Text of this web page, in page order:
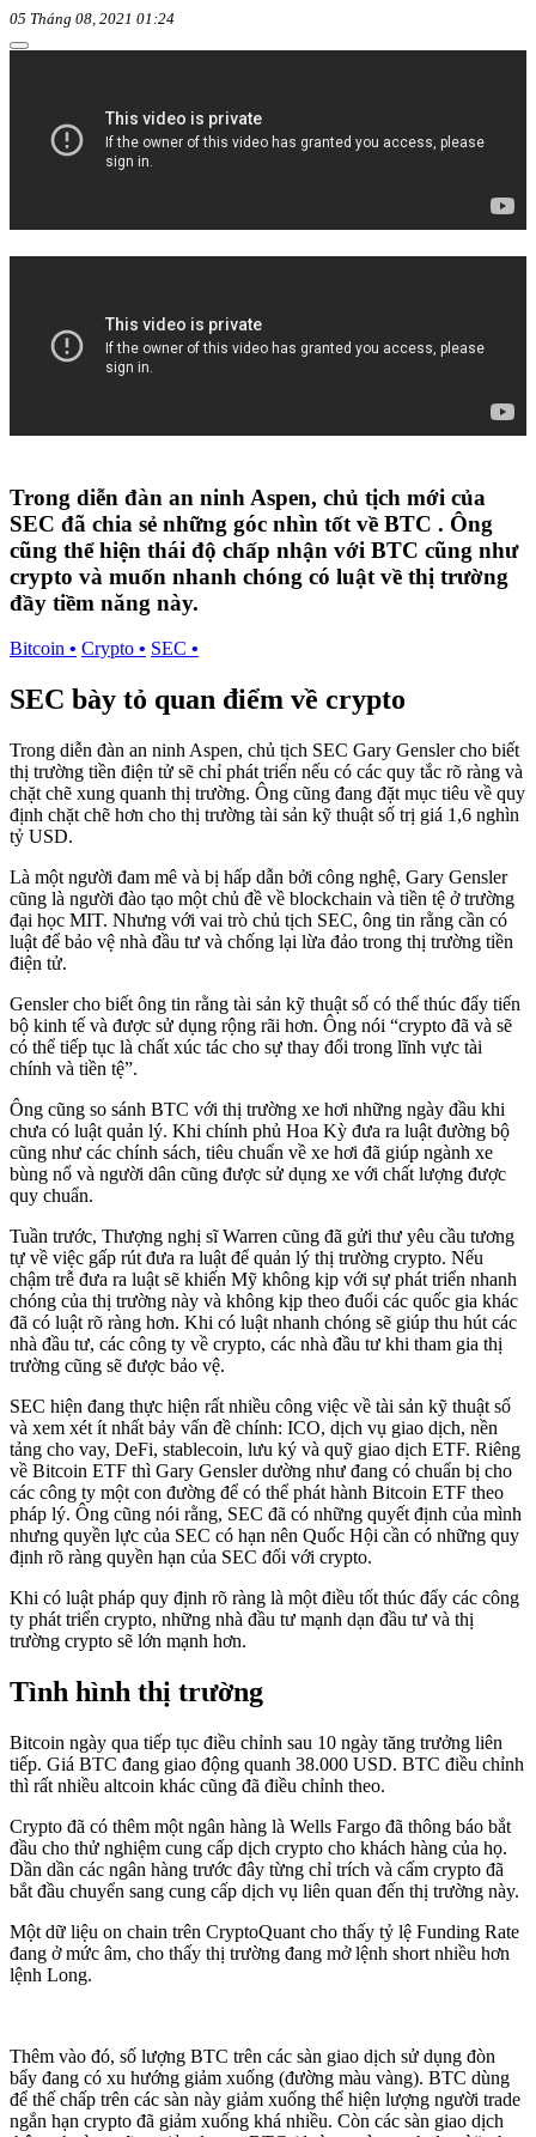
05 Tháng 08, 2021 01:24
Trong diễn đàn an ninh Aspen, chủ tịch mới của
SEC đã chia sẻ những góc nhìn tốt về BTC . Ông
cũng thể hiện thái độ chấp nhận với BTC cũng như
crypto và muốn nhanh chóng có luật về thị trường
đầy tiềm năng này.
Bitcoin • Crypto • SEC •
SEC bày tỏ quan điểm về crypto
Trong diễn đàn an ninh Aspen, chủ tịch SEC Gary Gensler cho biết
thị trường tiền điện tử sẽ chỉ phát triển nếu có các quy tắc rõ ràng và
chặt chẽ xung quanh thị trường. Ông cũng đang đặt mục tiêu về quy
định chặt chẽ hơn cho thị trường tài sản kỹ thuật số trị giá 1,6 nghìn
tỷ USD.
Là một người đam mê và bị hấp dẫn bởi công nghệ, Gary Gensler
cũng là người đào tạo một chủ đề về blockchain và tiền tệ ở trường
đại học MIT. Nhưng với vai trò chủ tịch SEC, ông tin rằng cần có
luật để bảo vệ nhà đầu tư và chống lại lừa đảo trong thị trường tiền
điện tử.
Gensler cho biết ông tin rằng tài sản kỹ thuật số có thể thúc đẩy tiến
bộ kinh tế và được sử dụng rộng rãi hơn. Ông nói “crypto đã và sẽ
có thể tiếp tục là chất xúc tác cho sự thay đổi trong lĩnh vực tài
chính và tiền tệ”.
Ông cũng so sánh BTC với thị trường xe hơi những ngày đầu khi
chưa có luật quản lý. Khi chính phủ Hoa Kỳ đưa ra luật đường bộ
cũng như các chính sách, tiêu chuẩn về xe hơi đã giúp ngành xe
bùng nổ và người dân cũng được sử dụng xe với chất lượng được
quy chuẩn.
Tuần trước, Thượng nghị sĩ Warren cũng đã gửi thư yêu cầu tương
tự về việc gấp rút đưa ra luật để quản lý thị trường crypto. Nếu
chậm trễ đưa ra luật sẽ khiến Mỹ không kịp với sự phát triển nhanh
chóng của thị trường này và không kịp theo đuổi các quốc gia khác
đã có luật rõ ràng hơn. Khi có luật nhanh chóng sẽ giúp thu hút các
nhà đầu tư, các công ty về crypto, các nhà đầu tư khi tham gia thị
trường cũng sẽ được bảo vệ.
SEC hiện đang thực hiện rất nhiều công việc về tài sản kỹ thuật số
và xem xét ít nhất bảy vấn đề chính: ICO, dịch vụ giao dịch, nền
tảng cho vay, DeFi, stablecoin, lưu ký và quỹ giao dịch ETF. Riêng
về Bitcoin ETF thì Gary Gensler dường như đang có chuẩn bị cho
các công ty một con đường để có thể phát hành Bitcoin ETF theo
pháp lý. Ông cũng nói rằng, SEC đã có những quyết định của mình
nhưng quyền lực của SEC có hạn nên Quốc Hội cần có những quy
định rõ ràng quyền hạn của SEC đối với crypto.
Khi có luật pháp quy định rõ ràng là một điều tốt thúc đẩy các công
ty phát triển crypto, những nhà đầu tư mạnh dạn đầu tư và thị
trường crypto sẽ lớn mạnh hơn.
Tình hình thị trường
Bitcoin ngày qua tiếp tục điều chỉnh sau 10 ngày tăng trưởng liên
tiếp. Giá BTC đang giao động quanh 38.000 USD. BTC điều chỉnh
thì rất nhiều altcoin khác cũng đã điều chỉnh theo.
Crypto đã có thêm một ngân hàng là Wells Fargo đã thông báo bắt
đầu cho thử nghiệm cung cấp dịch crypto cho khách hàng của họ.
Dần dần các ngân hàng trước đây từng chỉ trích và cấm crypto đã
bắt đầu chuyển sang cung cấp dịch vụ liên quan đến thị trường này.
Một dữ liệu on chain trên CryptoQuant cho thấy tỷ lệ Funding Rate
đang ở mức âm, cho thấy thị trường đang mở lệnh short nhiều hơn
lệnh Long.
Thêm vào đó, số lượng BTC trên các sàn giao dịch sử dụng đòn
bẩy đang có xu hướng giảm xuống (đường màu vàng). BTC dùng
để thế chấp trên các sàn này giảm xuống thể hiện lượng người trade
ngắn hạn crypto đã giảm xuống khá nhiều. Còn các sàn giao dịch